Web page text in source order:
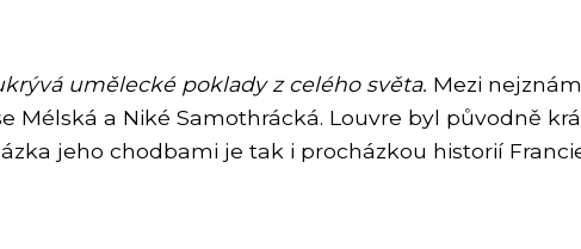
umělecké poklady z celého světa. Mezi
Mélská a Niké Samothrácká. Louvre byl původně
jeho chodbami je tak i procházkou historií